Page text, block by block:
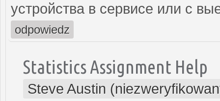
устройства в сервисе или с
odpowiedz
Statistics Assignment Help
Steve Austin